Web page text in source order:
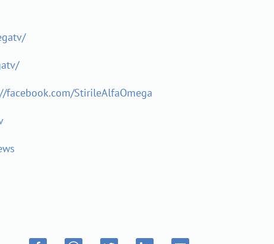
facebook.com/StirileAlfaOmega